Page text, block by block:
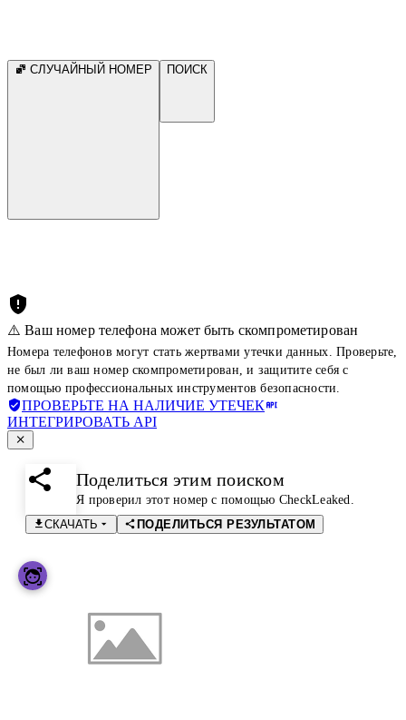
СЛУЧАЙНЫЙ НОМЕР ПОИСК
⚠️ Ваш номер телефона может быть скомпрометирован
Номера телефонов могут стать жертвами утечки данных. Проверьте,
не был ли ваш номер скомпрометирован, и защитите себя с
помощью профессиональных инструментов безопасности.
ПРОВЕРЬТЕ НА НАЛИЧИЕ УТЕЧЕК
ИНТЕГРИРОВАТЬ API
Поделиться этим поиском
Я проверил этот номер с помощью CheckLeaked.
СКАЧАТЬ
ПОДЕЛИТЬСЯ РЕЗУЛЬТАТОМ